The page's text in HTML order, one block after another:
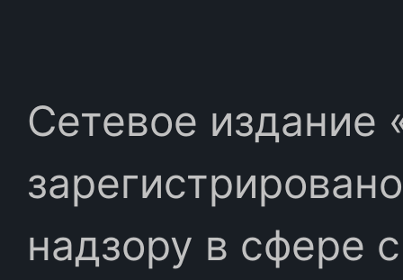
Сетевое издание
надзору в сфере